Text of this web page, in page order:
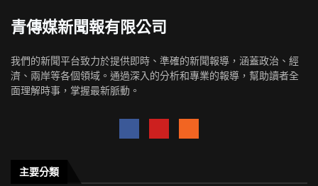
青傳媒新聞報有限公司
我們的新聞平台致力於提供即時、準確的新聞報導，涵蓋政治、經
濟、兩岸等各個領域。通過深入的分析和專業的報導，幫助讀者全
面理解時事，掌握最新脈動。
主要分類